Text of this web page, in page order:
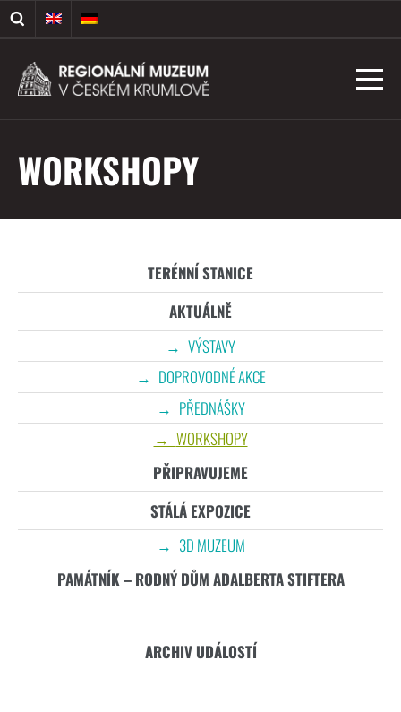
WORKSHOPY
TERÉNNÍ STANICE
AKTUÁLNĚ
VÝSTAVY
DOPROVODNÉ AKCE
PŘEDNÁŠKY
WORKSHOPY
PŘIPRAVUJEME
STÁLÁ EXPOZICE
3D MUZEUM
PAMÁTNÍK – RODNÝ DŮM ADALBERTA STIFTERA
ARCHIV UDÁLOSTÍ